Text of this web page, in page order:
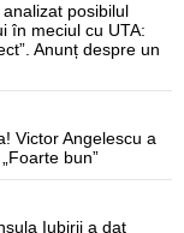
posibilul
în meciul cu UTA:
Anunț despre un
Victor Angelescu a
bun”
Iubirii a dat